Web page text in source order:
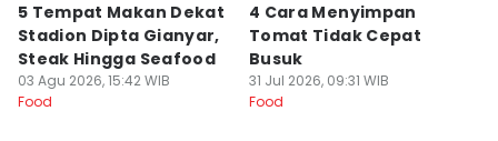
5 Tempat Makan Dekat
Stadion Dipta Gianyar,
Steak Hingga Seafood
03 Agu 2026, 15:42 WIB
Food
4 Cara Menyimpan
Tomat Tidak Cepat
Busuk
31 Jul 2026, 09:31 WIB
Food